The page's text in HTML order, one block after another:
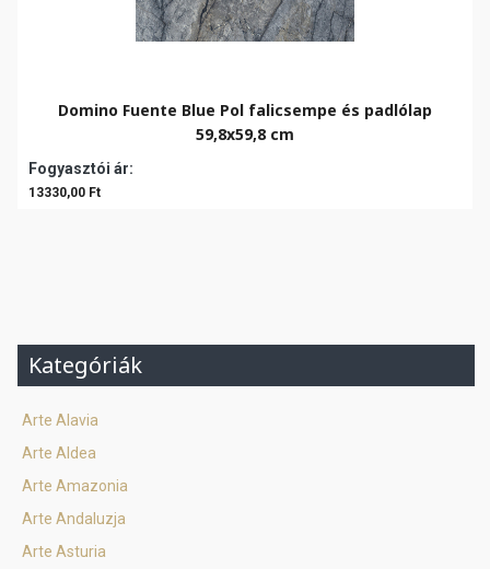
Domino Fuente Blue Pol falicsempe és padlólap
59,8x59,8 cm
Fogyasztói ár:
13330,00 Ft
Kategóriák
Arte Alavia
Arte Aldea
Arte Amazonia
Arte Andaluzja
Arte Asturia